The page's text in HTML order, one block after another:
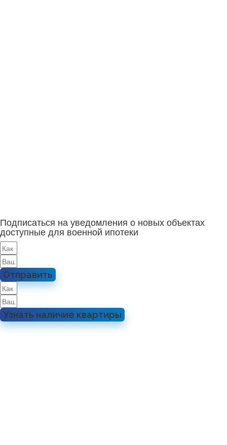
Подписаться на уведомления о новых объектах
доступные для военной ипотеки
Отправить
Узнать наличие квартиры